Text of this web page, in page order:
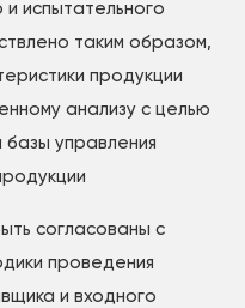
испытательного
таким образом,
продукции
анализу с целью
управления
согласованы с
проведения
и входного